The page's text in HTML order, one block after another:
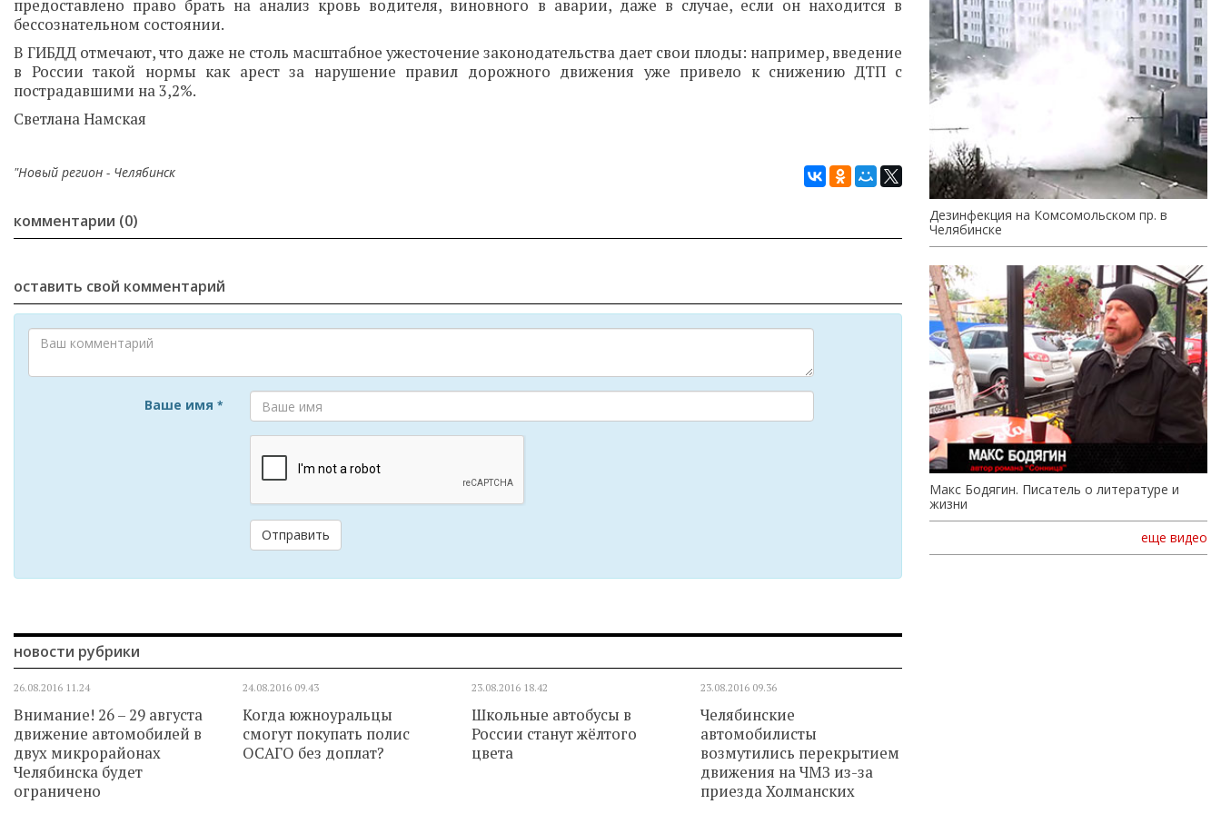
предоставлено право брать на анализ кровь водителя, виновного в аварии, даже в случае, если он находится в
бессознательном состоянии.
В ГИБДД отмечают, что даже не столь масштабное ужесточение законодательства дает свои плоды: например, введение
в России такой нормы как арест за нарушение правил дорожного движения уже привело к снижению ДТП с
пострадавшими на 3,2%.
Светлана Намская
"Новый регион - Челябинск
комментарии (0)
оставить свой комментарий
Ваше имя *
Отправить
новости рубрики
26.08.2016 11.24
Внимание! 26 – 29 августа
движение автомобилей в
двух микрорайонах
Челябинска будет
ограничено
24.08.2016 09.43
Когда южноуральцы
смогут покупать полис
ОСАГО без доплат?
23.08.2016 18.42
Школьные автобусы в
России станут жёлтого
цвета
23.08.2016 09.36
Челябинские
автомобилисты
возмутились перекрытием
движения на ЧМЗ из-за
приезда Холманских
Дезинфекция на Комсомольском пр. в
Челябинске
Макс Бодягин. Писатель о литературе и
жизни
еще видео